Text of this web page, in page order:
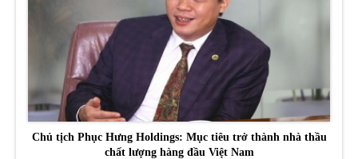
Chủ tịch Phục Hưng Holdings: Mục tiêu trở thành nhà thầu
chất lượng hàng đầu Việt Nam